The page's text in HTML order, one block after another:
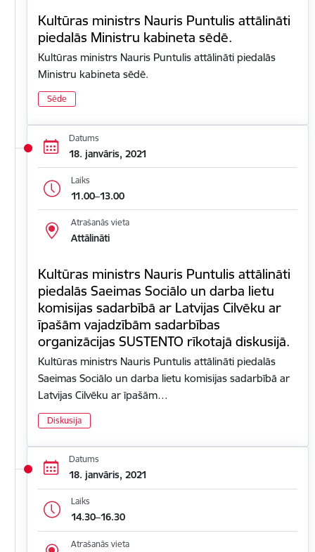
Kultūras ministrs Nauris Puntulis attālināti
piedalās Ministru kabineta sēdē.
Kultūras ministrs Nauris Puntulis attālināti piedalās
Ministru kabineta sēdē.
Sēde
Datums
18. janvāris, 2021
Laiks
11.00–13.00
Atrašanās vieta
Attālināti
Kultūras ministrs Nauris Puntulis attālināti
piedalās Saeimas Sociālo un darba lietu
komisijas sadarbībā ar Latvijas Cilvēku ar
īpašām vajadzībām sadarbības
organizācijas SUSTENTO rīkotajā diskusijā.
Kultūras ministrs Nauris Puntulis attālināti piedalās
Saeimas Sociālo un darba lietu komisijas sadarbībā ar
Latvijas Cilvēku ar īpašām…
Diskusija
Datums
18. janvāris, 2021
Laiks
14.30–16.30
Atrašanās vieta